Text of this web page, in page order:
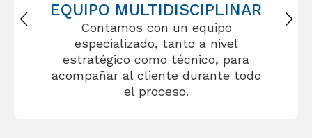
EQUIPO MULTIDISCIPLINAR
Contamos con un equipo
especializado, tanto a nivel
estratégico como técnico, para
acompañar al cliente durante todo
el proceso.